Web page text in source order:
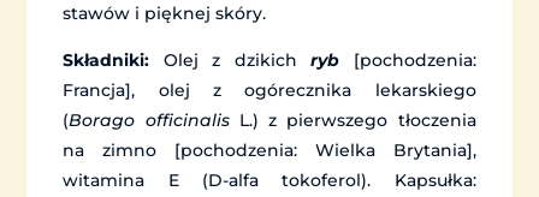
stawów i pięknej skóry.
Składniki: Olej z dzikichryb [pochodzenia:
Francja], olej z ogórecznika lekarskiego
(Borago officinalisL.) z pierwszego tłoczenia
na zimno [pochodzenia: Wielka Brytania],
witamina E (D-alfa tokoferol). Kapsułka: